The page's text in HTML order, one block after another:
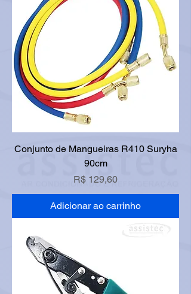
Conjunto de Mangueiras R410 Suryha
90cm
Preço
R$ 129,60
Adicionar ao carrinho